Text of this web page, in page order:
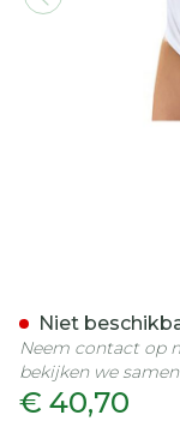
€ 40,70
Niet
Neem contact op
bekijken we